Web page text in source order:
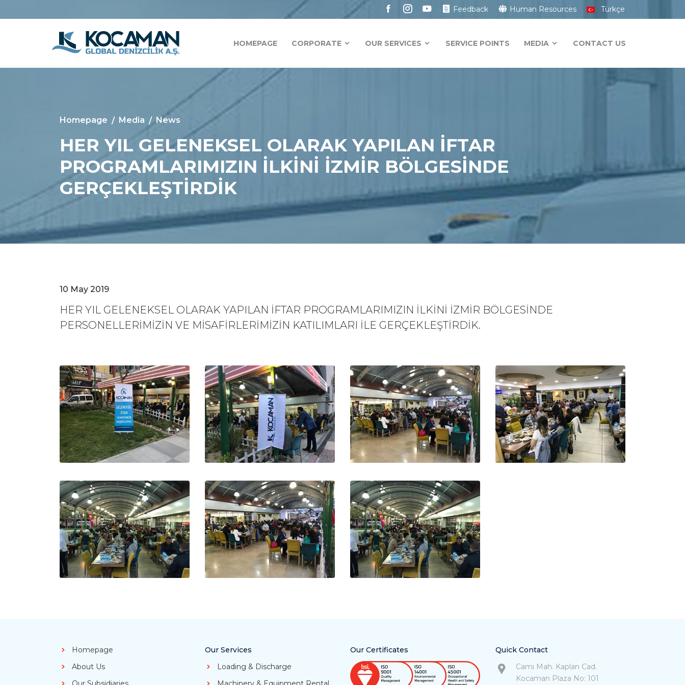
Feedback Human Resources Türkçe
HOMEPAGE CORPORATE OUR SERVICES SERVICE POINTS MEDIA CONTACT US
Homepage Media News
HER YIL GELENEKSEL OLARAK YAPILAN İFTAR
PROGRAMLARIMIZIN İLKİNİ İZMİR BÖLGESİNDE
GERÇEKLEŞTİRDİK
10 May 2019
HER YIL GELENEKSEL OLARAK YAPILAN İFTAR PROGRAMLARIMIZIN İLKİNİ İZMİR BÖLGESİNDE
PERSONELLERİMİZİN VE MİSAFİRLERİMİZİN KATILIMLARI İLE GERÇEKLEŞTİRDİK.
Homepage
About Us
Our Services
Loading & Discharge
Our Certificates
Quick Contact
Cami Mah. Kaplan Cad.
Kocaman Plaza No: 101